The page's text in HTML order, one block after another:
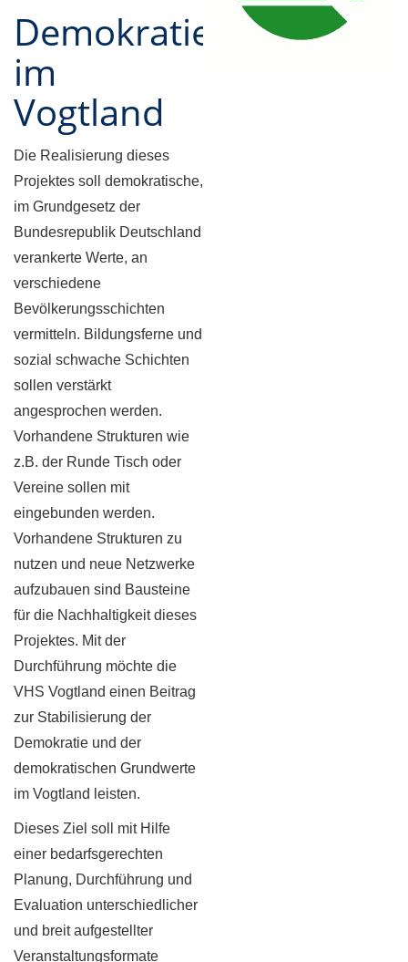
Demokratie
im
Vogtland
Die Realisierung dieses
Projektes soll demokratische,
im Grundgesetz der
Bundesrepublik Deutschland
verankerte Werte, an
verschiedene
Bevölkerungsschichten
vermitteln. Bildungsferne und
sozial schwache Schichten
sollen verstärkt
angesprochen werden.
Vorhandene Strukturen wie
z.B. der Runde Tisch oder
Vereine sollen mit
eingebunden werden.
Vorhandene Strukturen zu
nutzen und neue Netzwerke
aufzubauen sind Bausteine
für die Nachhaltigkeit dieses
Projektes. Mit der
Durchführung möchte die
VHS Vogtland einen Beitrag
zur Stabilisierung der
Demokratie und der
demokratischen Grundwerte
im Vogtland leisten.
Dieses Ziel soll mit Hilfe
einer bedarfsgerechten
Planung, Durchführung und
Evaluation unterschiedlicher
und breit aufgestellter
Veranstaltungsformate